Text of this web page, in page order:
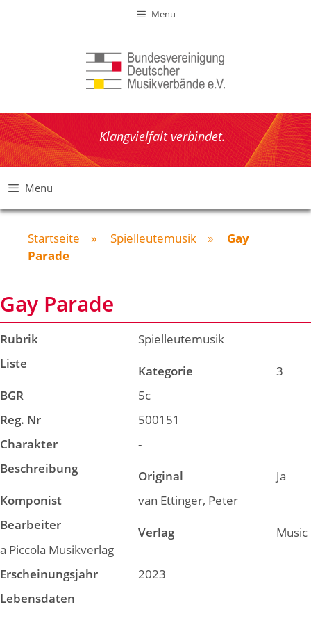
Menu
Klangvielfalt verbindet.
Menu
Startseite » Spielleutemusik » Gay
Parade
Gay Parade
Rubrik
Spielleutemusik
Liste
Kategorie
3
BGR
5c
Reg. Nr
500151
Charakter
-
Beschreibung
Original
Ja
Komponist
van Ettinger, Peter
Bearbeiter
Verlag
Music
a Piccola Musikverlag
Erscheinungsjahr
2023
Lebensdaten